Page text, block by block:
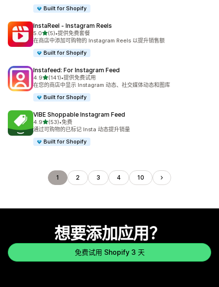
Built for Shopify
InstaReel ‑ Instagram Reels
5.0星（满分 5 星）
(5)
总共 5 条评论
•提供免费套餐
在商店中添加可购物的 Instagram Reels 以提升销售额
Built for Shopify
Instafeed: For Instagram Feed
4.9星（满分 5 星）
(141)
总共 141 条评论
•提供免费试用
在您的商店中显示 Instagram 动态、社交媒体动态和图库
Built for Shopify
VIBE Shoppable Instagram Feed
4.9星（满分 5 星）
(53)
总共 53 条评论
•免费
通过可购物的已标记 Insta 动态提升销量
Built for Shopify
1 2 3 4 10
想要添加应用？
免费试用 Shopify 3 天